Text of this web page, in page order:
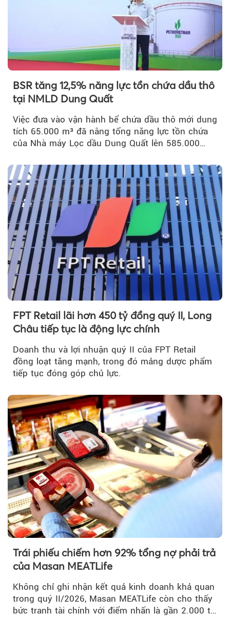
BSR tăng 12,5% năng lực tồn chứa dầu thô
tại NMLD Dung Quất
Việc đưa vào vận hành bể chứa dầu thô mới dung
tích 65.000 m³ đã nâng tổng năng lực tồn chứa
của Nhà máy Lọc dầu Dung Quất lên 585.000
FPT Retail lãi hơn 450 tỷ đồng quý II, Long
Châu tiếp tục là động lực chính
Doanh thu và lợi nhuận quý II của FPT Retail
đồng loạt tăng mạnh, trong đó mảng dược phẩm
tiếp tục đóng góp chủ lực.
Trái phiếu chiếm hơn 92% tổng nợ phải trả
của Masan MEATLife
Không chỉ ghi nhận kết quả kinh doanh khả quan
trong quý II/2026, Masan MEATLife còn cho thấy
bức tranh tài chính với điểm nhấn là gần 2.000 tỷ